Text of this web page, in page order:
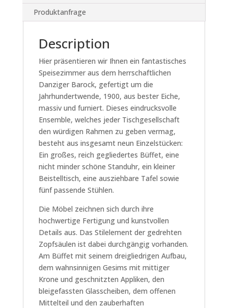
Produktanfrage
Description
Hier präsentieren wir Ihnen ein fantastisches
Speisezimmer aus dem herrschaftlichen
Danziger Barock, gefertigt um die
Jahrhundertwende, 1900, aus bester Eiche,
massiv und furniert. Dieses eindrucksvolle
Ensemble, welches jeder Tischgesellschaft
den würdigen Rahmen zu geben vermag,
besteht aus insgesamt neun Einzelstücken:
Ein großes, reich gegliedertes Büffet, eine
nicht minder schöne Standuhr, ein kleiner
Beistelltisch, eine ausziehbare Tafel sowie
fünf passende Stühlen.
Die Möbel zeichnen sich durch ihre
hochwertige Fertigung und kunstvollen
Details aus. Das Stilelement der gedrehten
Zopfsäulen ist dabei durchgängig vorhanden.
Am Büffet mit seinem dreigliedrigen Aufbau,
dem wahnsinnigen Gesims mit mittiger
Krone und geschnitzten Appliken, den
bleigefassten Glasscheiben, dem offenen
Mittelteil und den zauberhaften